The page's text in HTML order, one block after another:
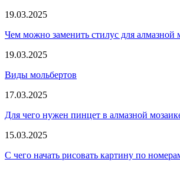
19.03.2025
Чем можно заменить стилус для алмазной
19.03.2025
Виды мольбертов
17.03.2025
Для чего нужен пинцет в алмазной
15.03.2025
С чего начать рисовать картину по